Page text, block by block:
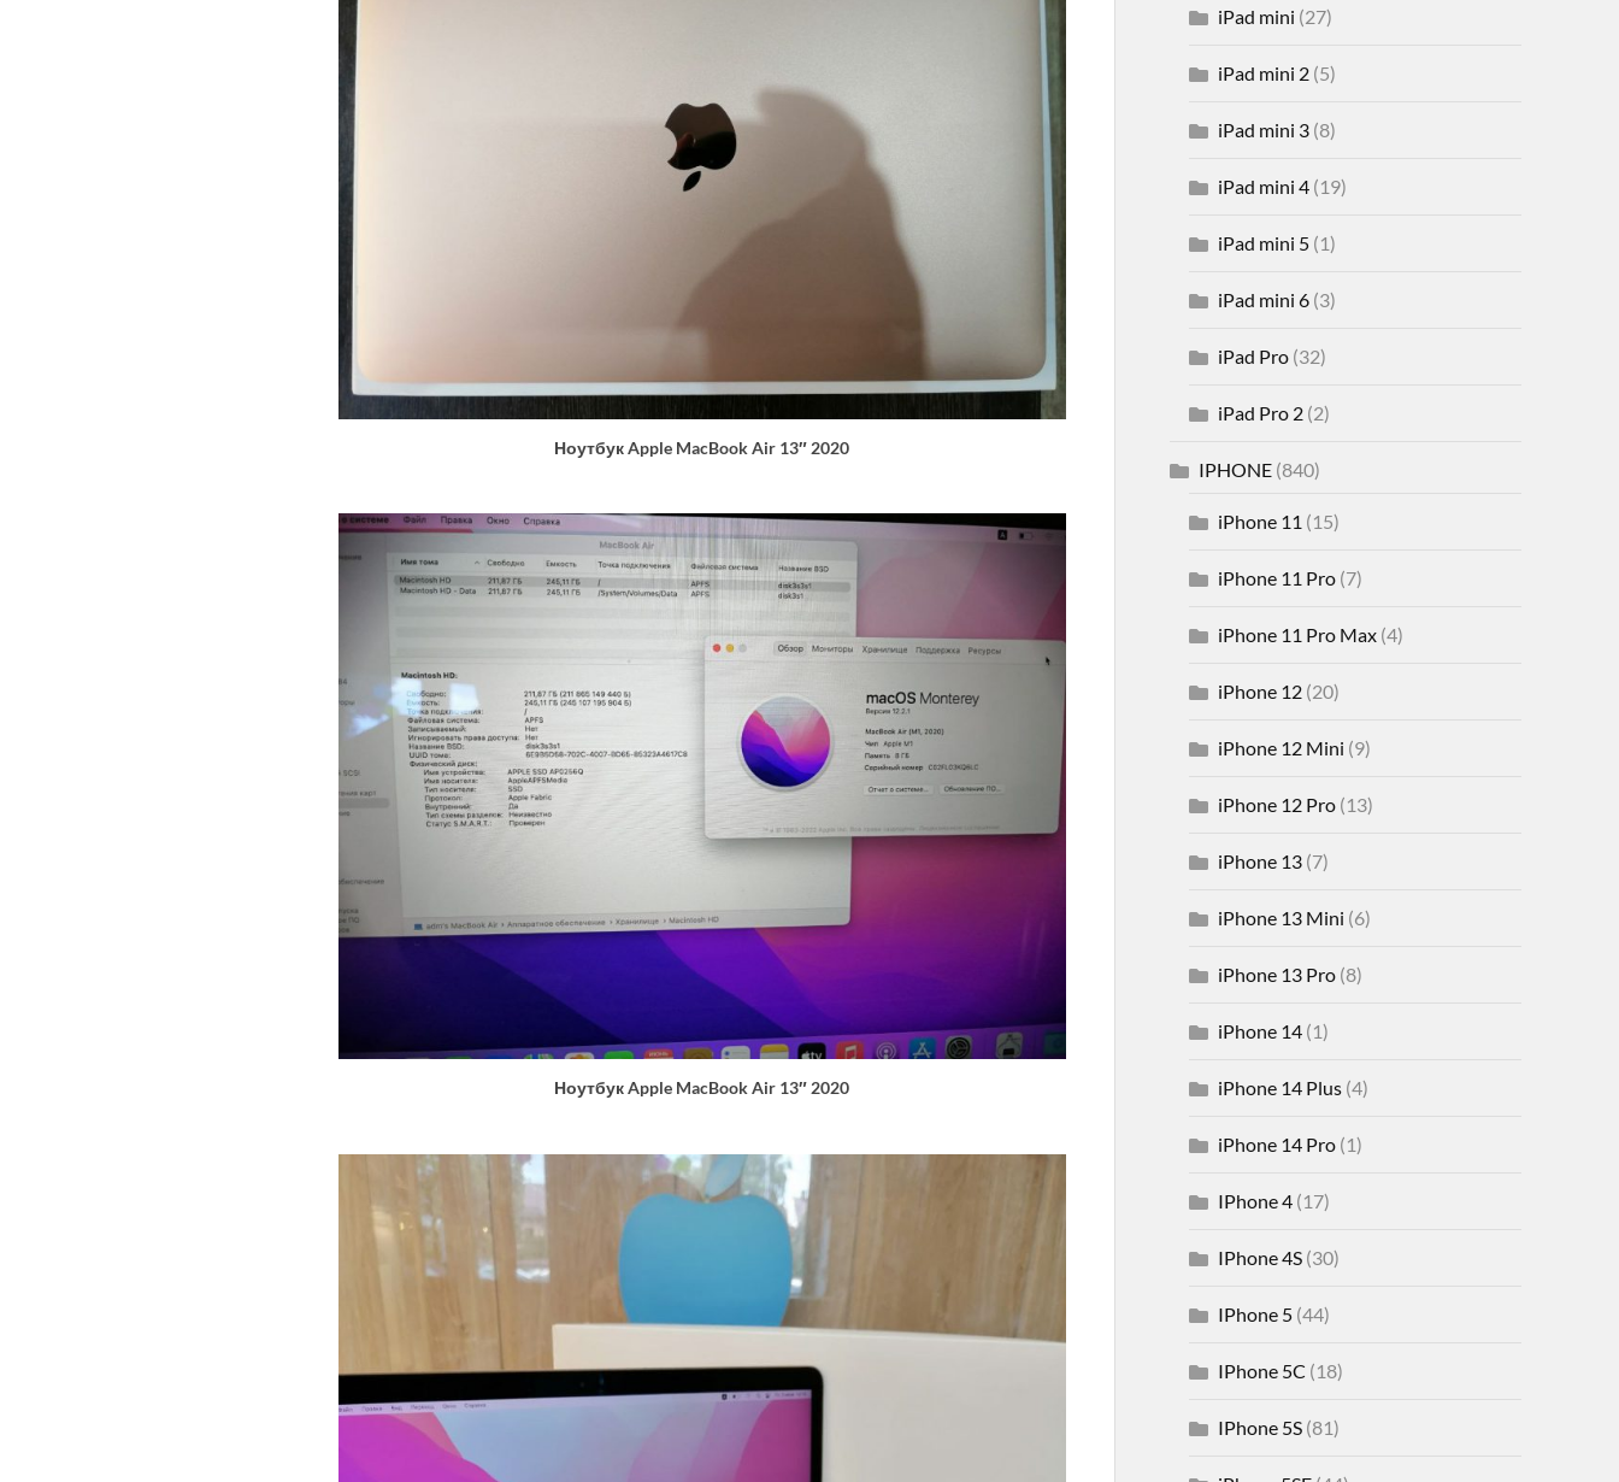
Ноутбук Apple MacBook Air 13″ 2020
Ноутбук Apple MacBook Air 13″ 2020
iPad mini (27)
iPad mini 2(5)
iPad mini 3(8)
iPad mini 4(19)
iPad mini 5(1)
iPad mini 6(3)
iPad Pro(32)
iPad Pro 2(2)
IPHONE(840)
iPhone 11 (15)
iPhone 11 Pro(7)
iPhone 11 Pro Max(4)
iPhone 12(20)
iPhone 12 Mini (9)
iPhone 12 Pro(13)
iPhone 13(7)
iPhone 13 Mini (6)
iPhone 13 Pro(8)
iPhone 14(1)
iPhone 14 Plus(4)
iPhone 14 Pro(1)
IPhone 4(17)
IPhone 4S(30)
IPhone 5(44)
IPhone 5C (18)
IPhone 5S(81)